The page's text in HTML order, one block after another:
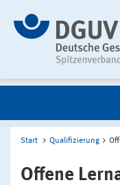
Start Qualifizierung
Offene